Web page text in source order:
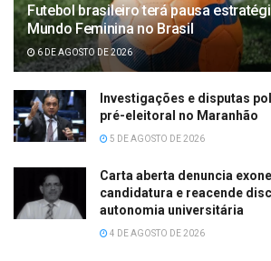
Futebol brasileiro terá pausa
Mundo Feminina no Brasil
6 DE AGOSTO DE 2026
Investigações e disputas
pré-eleitoral no Maranhão
5 DE AGOSTO DE 2026
Carta aberta denuncia
candidatura e reacende
autonomia universitária
4 DE AGOSTO DE 2026